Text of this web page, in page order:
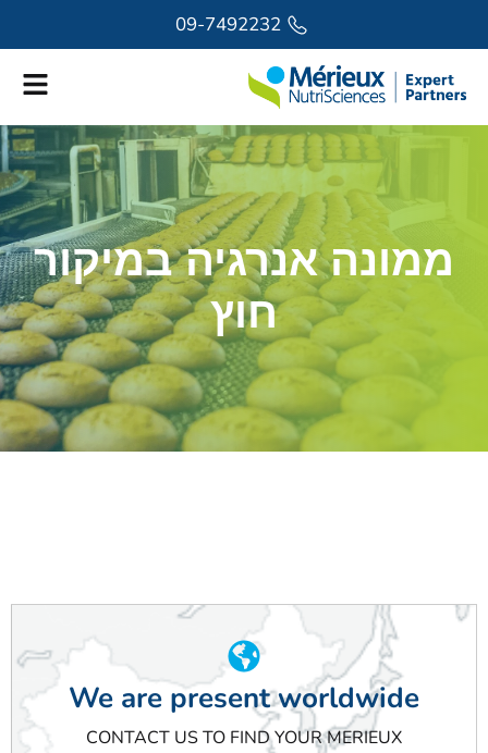
09-7492232
ממונה אנרגיה במיקור
חוץ
We are present worldwide
CONTACT US TO FIND YOUR MERIEUX